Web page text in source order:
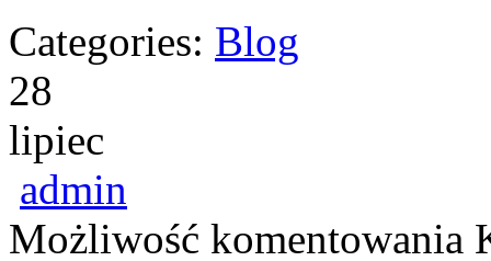
Categories: Blog
28
lipiec
admin
Możliwość komentowania